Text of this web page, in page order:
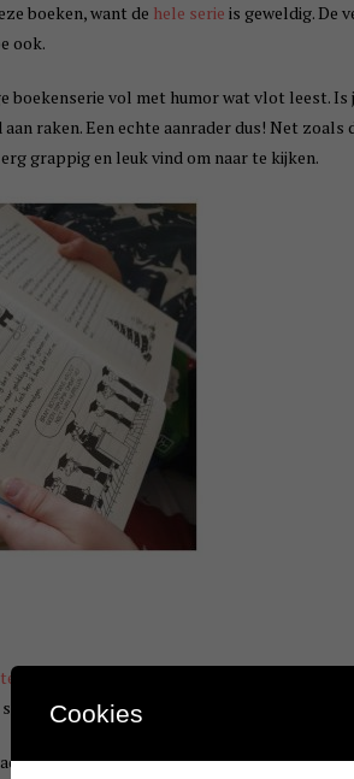
boeken, want de hele serie is geweldig. De
ook.
boekenserie vol met humor wat vlot leest.
raken. Een echte aanrader dus! Net zoals
grappig en leuk vind om naar te kijken.
veel plaatjes in wat het natuurlijk nog
voor kinderen vanaf 10 jaar, maar Deon
Cookies